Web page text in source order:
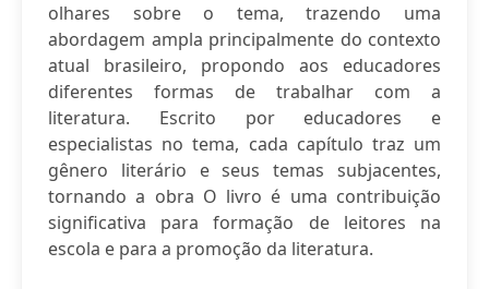
olhares sobre o tema, trazendo uma
abordagem ampla principalmente do contexto
atual brasileiro, propondo aos educadores
diferentes formas de trabalhar com a
literatura. Escrito por educadores e
especialistas no tema, cada capítulo traz um
gênero literário e seus temas subjacentes,
tornando a obra O livro é uma contribuição
significativa para formação de leitores na
escola e para a promoção da literatura.